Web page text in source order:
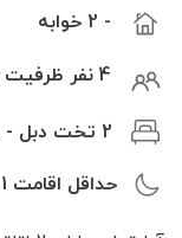
- 2 خوابه
4 نفر ظرفیت اقامتگاه
2 تخت دبل - بدون تخت سینگل
حداقل اقامت 1